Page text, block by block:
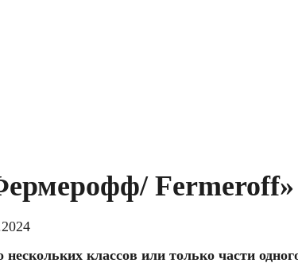
Fermeroff»
классов или только части